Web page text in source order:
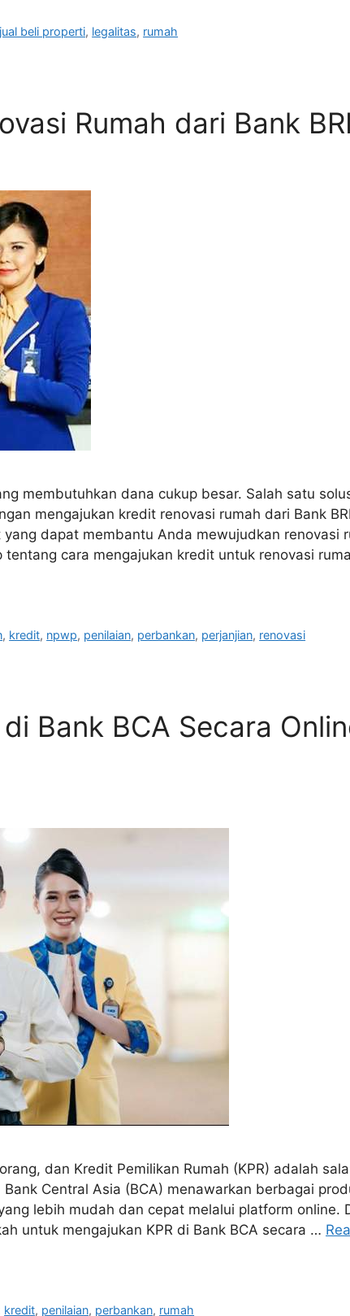
jual beli properti, legalitas, rumah
Rumah dari Bank BRI
membutuhkan dana cukup besar. Salah satu
mengajukan kredit renovasi rumah dari Bank
dapat membantu Anda mewujudkan renovasi
cara mengajukan kredit untuk renovasi
, kredit, npwp, penilaian, perbankan, perjanjian, renovasi
Bank BCA Secara
dan Kredit Pemilikan Rumah (KPR) adalah
Central Asia (BCA) menawarkan berbagai
lebih mudah dan cepat melalui platform online.
untuk mengajukan KPR di Bank BCA secara …
kredit, penilaian, perbankan, rumah